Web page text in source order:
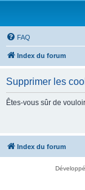
FAQ
Index du forum
Supprimer les
Êtes-vous sûr de
Index du forum